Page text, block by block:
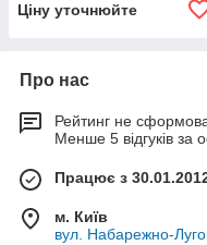
Ціну уточнюйте
Про нас
Рейтинг не
Менше 5 відгуків за
Працює з
м. Київ
вул. Набарежно-